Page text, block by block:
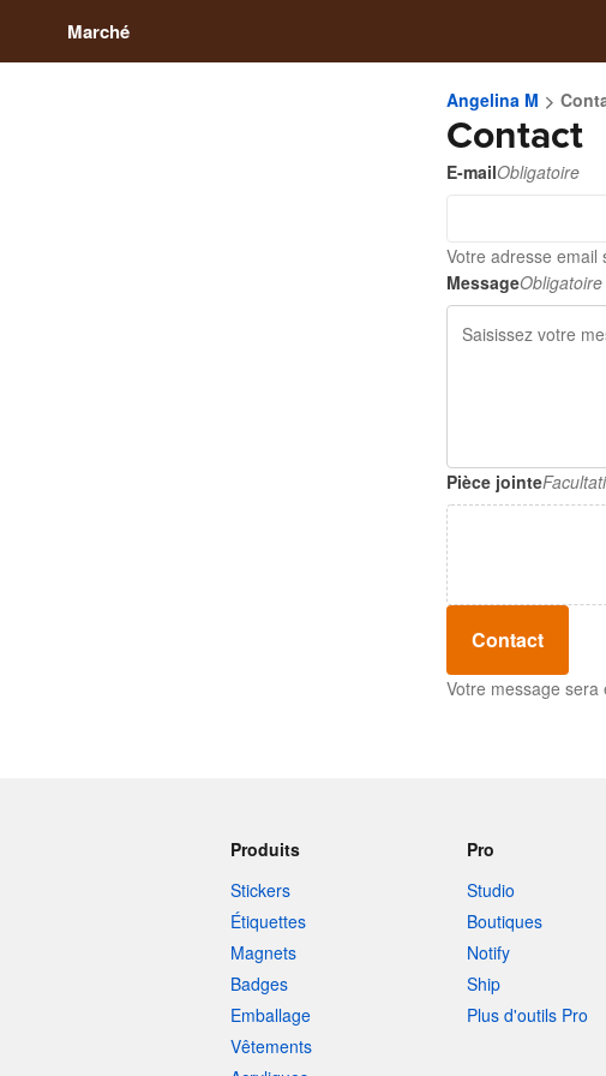
Marché
Angelina M
Contact
E-mailObligatoire
Votre adresse email
MessageObligatoire
Pièce jointe
Contact
Votre message
Produits
Stickers
Étiquettes
Magnets
Badges
Emballage
Vêtements
Pro
Studio
Boutiques
Notify
Ship
Plus d'outils Pro